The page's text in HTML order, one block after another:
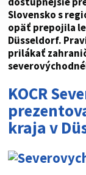
Slovensko s
opäť prepojila
Düsseldorf.
prilákať
KOCR
kraja v